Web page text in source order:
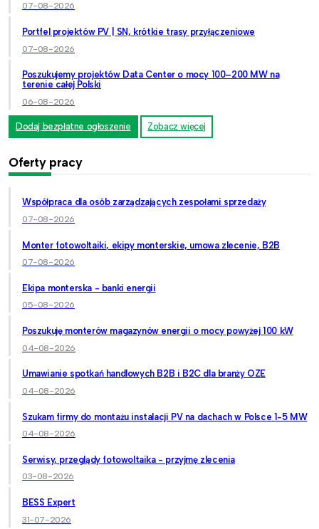
07-08-2026
Portfel projektów PV | SN, krótkie trasy przyłączeniowe
07-08-2026
Poszukujemy projektów Data Center o mocy 100–200 MW na
terenie całej Polski
06-08-2026
Dodaj bezpłatne ogłoszenie Zobacz więcej
Oferty pracy
Współpraca dla osób zarządzających zespołami sprzedaży
07-08-2026
Monter fotowoltaiki, ekipy monterskie, umowa zlecenie, B2B
07-08-2026
Ekipa monterska - banki energii
05-08-2026
Poszukuję monterów magazynów energii o mocy powyżej 100 kW
04-08-2026
Umawianie spotkań handlowych B2B i B2C dla branży OZE
04-08-2026
Szukam firmy do montażu instalacji PV na dachach w Polsce 1-5 MW
04-08-2026
Serwisy, przeglądy fotowoltaika - przyjmę zlecenia
03-08-2026
BESS Expert
31-07-2026